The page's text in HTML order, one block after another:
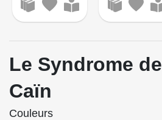
Le Syndrome de
Caïn
Couleurs